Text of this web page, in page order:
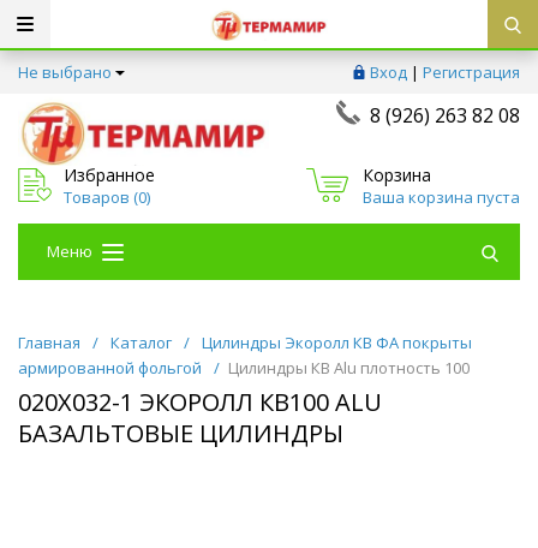
Не выбрано Вход | Регистрация
8 (926) 263 82 08
Избранное
Товаров (0)
Корзина
Ваша корзина пуста
Меню
Главная / Каталог / Цилиндры Экоролл КВ ФА покрыты
армированной фольгой
/ Цилиндры КВ Alu плотность 100
020Х032-1 ЭКОРОЛЛ КВ100 ALU
БАЗАЛЬТОВЫЕ ЦИЛИНДРЫ